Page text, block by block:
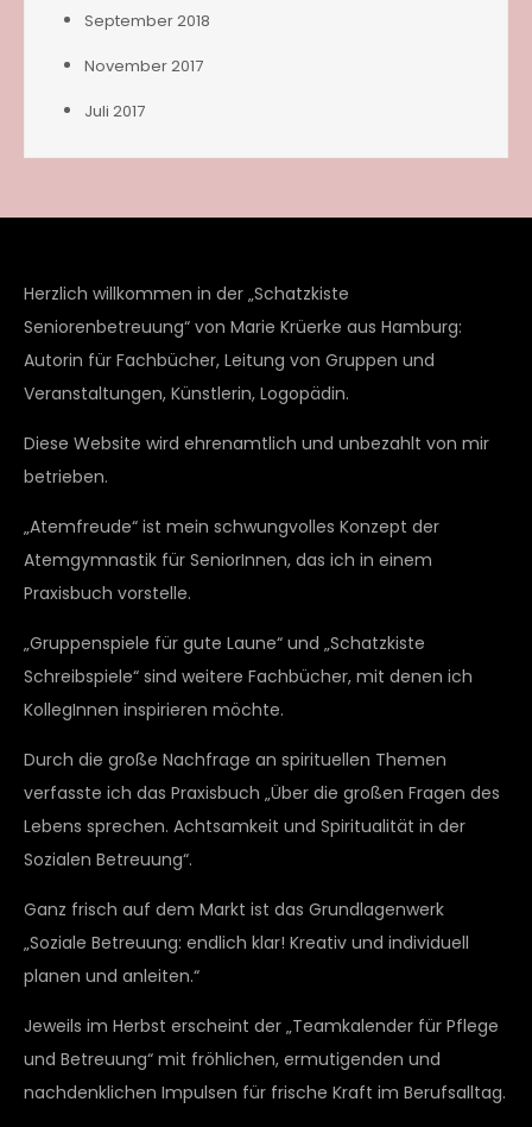
September 2018
November 2017
Juli 2017
Herzlich willkommen in der „Schatzkiste
Seniorenbetreuung“ von Marie Krüerke aus Hamburg:
Autorin für Fachbücher, Leitung von Gruppen und
Veranstaltungen, Künstlerin, Logopädin.
Diese Website wird ehrenamtlich und unbezahlt von mir
betrieben.
„Atemfreude“ ist mein schwungvolles Konzept der
Atemgymnastik für SeniorInnen, das ich in einem
Praxisbuch vorstelle.
„Gruppenspiele für gute Laune“ und „Schatzkiste
Schreibspiele“ sind weitere Fachbücher, mit denen ich
KollegInnen inspirieren möchte.
Durch die große Nachfrage an spirituellen Themen
verfasste ich das Praxisbuch „Über die großen Fragen des
Lebens sprechen. Achtsamkeit und Spiritualität in der
Sozialen Betreuung“.
Ganz frisch auf dem Markt ist das Grundlagenwerk
„Soziale Betreuung: endlich klar! Kreativ und individuell
planen und anleiten.“
Jeweils im Herbst erscheint der „Teamkalender für Pflege
und Betreuung“ mit fröhlichen, ermutigenden und
nachdenklichen Impulsen für frische Kraft im Berufsalltag.